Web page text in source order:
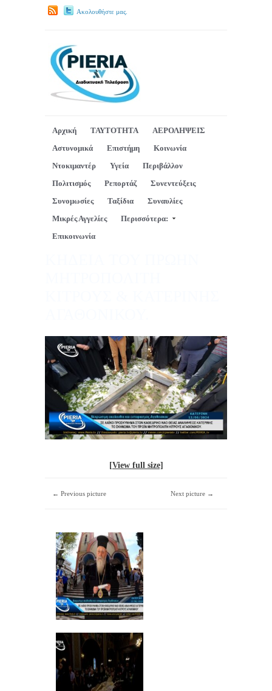
Ακολουθήστε μας.
Αρχική ΤΑΥΤΟΤΗΤΑ
ΑΕΡΟΛΗΨΕΙΣ
Αστυνομικά
Επιστήμη
Κοινωνία
Ντοκιμαντέρ
Υγεία
Περιβάλλον
Πολιτισμός
Ρεπορτάζ
Συνεντεύξεις
Συνομωσίες
Ταξίδια
Συναυλίες
Μικρές Αγγελίες
Περισσότερα:
Επικοινωνία
[View full size]
← Previous picture Next picture →